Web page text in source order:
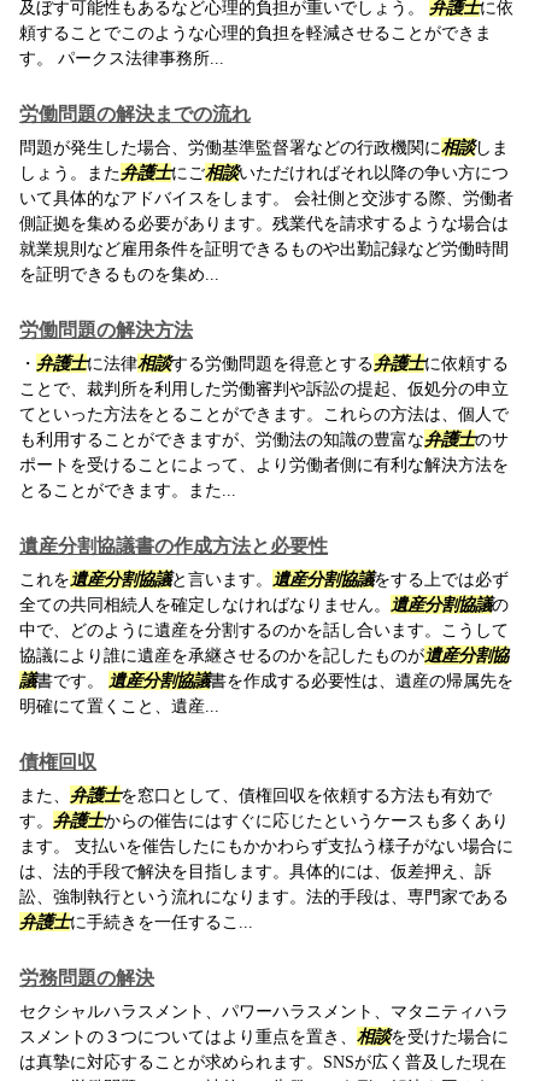
及ぼす可能性もあるなど心理的負担が重いでしょう。 弁護士に依
頼することでこのような心理的負担を軽減させることができま
す。 パークス法律事務所...
労働問題の解決までの流れ
問題が発生した場合、労働基準監督署などの行政機関に相談しま
しょう。また弁護士にご相談いただければそれ以降の争い方につ
いて具体的なアドバイスをします。 会社側と交渉する際、労働者
側証拠を集める必要があります。残業代を請求するような場合は
就業規則など雇用条件を証明できるものや出勤記録など労働時間
を証明できるものを集め...
労働問題の解決方法
・ 弁護士に法律相談する労働問題を得意とする弁護士に依頼する
ことで、裁判所を利用した労働審判や訴訟の提起、仮処分の申立
てといった方法をとることができます。これらの方法は、個人で
も利用することができますが、労働法の知識の豊富な弁護士のサ
ポートを受けることによって、より労働者側に有利な解決方法を
とることができます。また...
遺産分割協議書の作成方法と必要性
これを遺産分割協議と言います。 遺産分割協議をする上では必ず
全ての共同相続人を確定しなければなりません。
遺産分割協議の
中で、どのように遺産を分割するのかを話し合います。こうして
協議により誰に遺産を承継させるのかを記したものが遺産分割協
議書です。 遺産分割協議書を作成する必要性は、遺産の帰属先を
明確にて置くこと、遺産...
債権回収
また、 弁護士を窓口として、債権回収を依頼する方法も有効で
す。 弁護士からの催告にはすぐに応じたというケースも多くあり
ます。 支払いを催告したにもかかわらず支払う様子がない場合に
は、法的手段で解決を目指します。具体的には、仮差押え、訴
訟、強制執行という流れになります。法的手段は、専門家である
弁護士に手続きを一任するこ...
労務問題の解決
セクシャルハラスメント、パワーハラスメント、マタニティハラ
スメントの３つについてはより重点を置き、 相談を受けた場合に
は真摯に対応することが求められます。SNSが広く普及した現在